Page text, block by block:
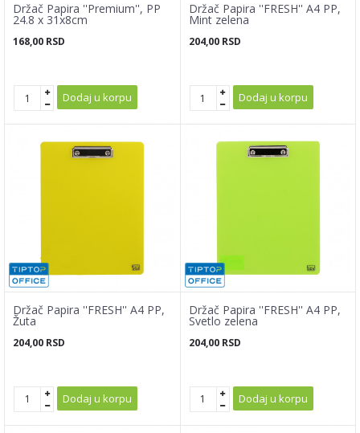
Držač Papira ''Premium'', PP
24.8 x 31x8cm
168,00 RSD
Dodaj u korpu
Držač Papira ''FRESH'' A4 PP,
Mint zelena
204,00 RSD
Dodaj u korpu
Držač Papira ''FRESH'' A4 PP,
Žuta
204,00 RSD
Dodaj u korpu
Držač Papira ''FRESH'' A4 PP,
Svetlo zelena
204,00 RSD
Dodaj u korpu